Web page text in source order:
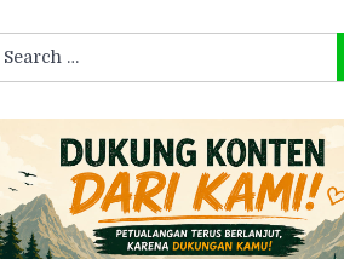
for: